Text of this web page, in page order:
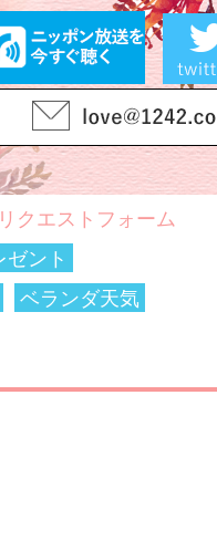
リクエストフォーム
ゼント
ベランダ天気